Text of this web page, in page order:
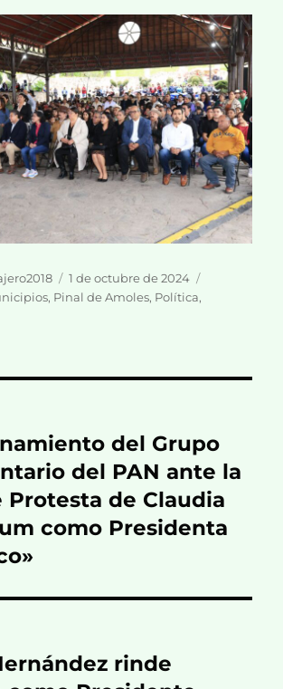
Publicado
el
1 de octubre de 2024
, Pinal de Amoles, Política,
del Grupo
del PAN ante la
Protesta de Claudia
como Presidenta
rinde